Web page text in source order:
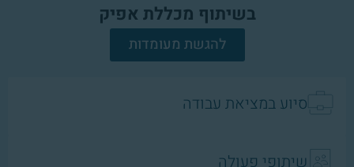
בשיתוף מכללת אפיק
להגשת מעומדות
סיוע במציאת עבודה
שיתופי פעולה